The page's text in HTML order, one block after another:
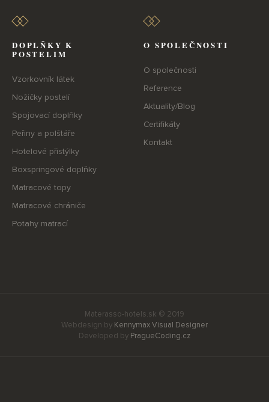
DOPLŇKY K
POSTELIM
Vzorkovník látek
Nožičky postelí
Spojovací doplňky
Peřiny a polštáře
Hotelové přistýlky
Boxspringové doplňky
Matracové topy
Matracové chrániče
Potahy matrací
O SPOLEČNOSTI
O společnosti
Reference
Aktuality/Blog
Certifikáty
Kontakt
Materasso-hotels.sk © 2019
Webdesign by Kennymax Visual Designer
Developed by PragueCoding.cz